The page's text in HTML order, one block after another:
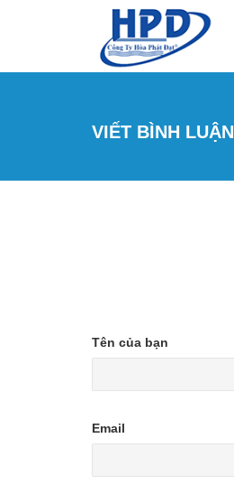
VIẾT BÌNH LUẬN
Tên của bạn
Email